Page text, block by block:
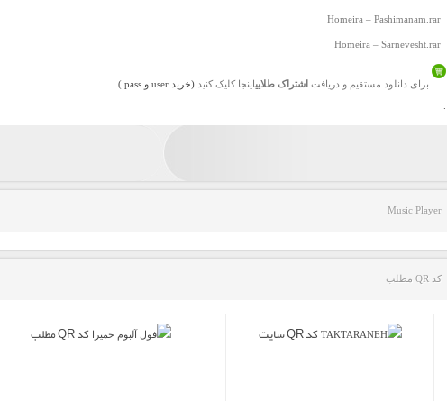
Homeira – Pashimanam.rar
Homeira – Sarnevesht.rar
برای دانلود مستقیم و دریافت اشتراک طلاییاینجا کلیک کنید (خرید user و pass )
Music Player
کد QR مطلب
کد QR مطلب کد QR سایت